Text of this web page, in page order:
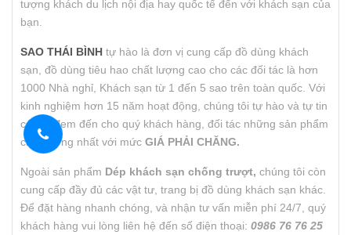
tượng khách du lịch nội địa hay quốc tế đến với khách sạn của
bạn.
SAO THÁI BÌNH tự hào là đơn vị cung cấp đồ dùng khách
sạn, đồ dùng tiêu hao chất lượng cao cho các đối tác là hơn
1000 Nhà nghỉ, Khách sạn từ 1 đến 5 sao trên toàn quốc. Với
kinh nghiệm hơn 15 năm hoạt động, chúng tôi tự hào và tự tin
có thể đem đến cho quý khách hàng, đối tác những sản phẩm
chất lượng nhất với mức GIÁ PHẢI CHĂNG.
Ngoài sản phẩm Dép khách sạn chống trượt, chúng tôi còn
cung cấp đầy đủ các vật tư, trang bị đồ dùng khách sạn khác.
Để đặt hàng nhanh chóng, và nhận tư vấn miễn phí 24/7, quý
khách hàng vui lòng liên hệ đến số điện thoại: 0986 76 76 25